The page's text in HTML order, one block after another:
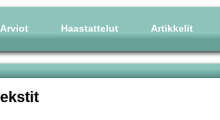
Arviot Haastattelut Artikkelit